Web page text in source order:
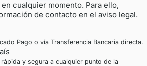
cualquier momento. Para ello,
de contacto en el aviso legal.
Pago o vía Transferencia Bancaria directa.
y segura a cualquier punto de la